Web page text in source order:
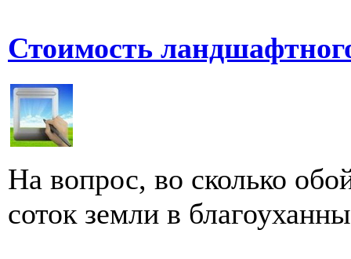
Стоимость
На вопрос, во сколько
соток земли в